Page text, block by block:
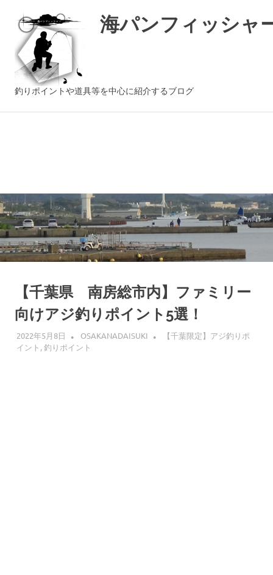
コ
ン
テ
ン
ツ
海パンフィッシャ
釣りポイントや道具等を中心に紹介するブログ
【千葉県 南房総市内】ファミリー
向けアジ釣りポイント5選！
2022年5月8日 OSAKANADAISUKI
【千葉限定】アジ釣りポ
イント ,釣りポイント